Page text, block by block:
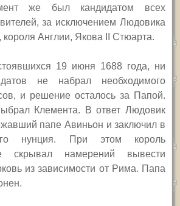
же был кандидатом всех
за исключением Людовика
короля Англии, Якова
IIСтюарта.
19 июня 1688 года, ни
не набрал необходимого
и решение осталось за Папой.
Клемента. В ответ Людовик
папе Авиньон и заключил в
нунция. При этом король
скрывал намерений вывести
из зависимости от Рима. Папа